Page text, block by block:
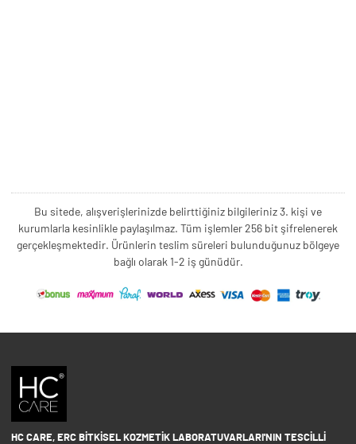
Bu sitede, alışverişlerinizde belirttiğiniz bilgileriniz 3. kişi ve
kurumlarla kesinlikle paylaşılmaz. Tüm işlemler 256 bit şifrelenerek
gerçekleşmektedir. Ürünlerin teslim süreleri bulunduğunuz bölgeye
bağlı olarak 1-2 iş günüdür.
HC CARE, ERC BITKISEL KOZMETIK LABORATUVARLARI'NIN TESCILLI